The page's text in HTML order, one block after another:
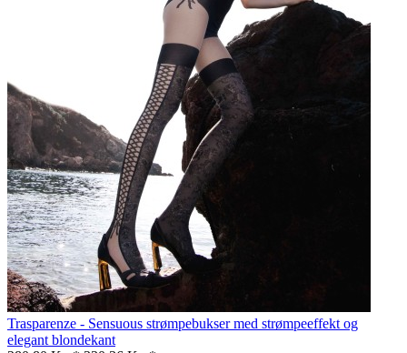
Trasparenze - Sensuous strømpebukser med strømpeeffekt og
elegant blondekant